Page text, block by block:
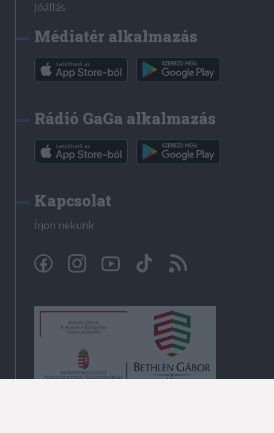
Jóállás
Médiatér alkalmazás
Rádió GaGa alkalmazás
Kapcsolat
Írjon nekünk